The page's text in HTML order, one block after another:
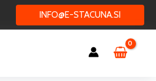
INFO@E-STACUNA.SI